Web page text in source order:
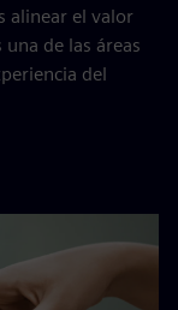
alinear el valor
de las áreas
del